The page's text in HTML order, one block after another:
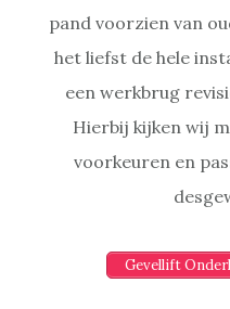
pand voorzien van
het liefst de hele
een werkbrug
Hierbij kijken wij
voorkeuren en
Gevellift